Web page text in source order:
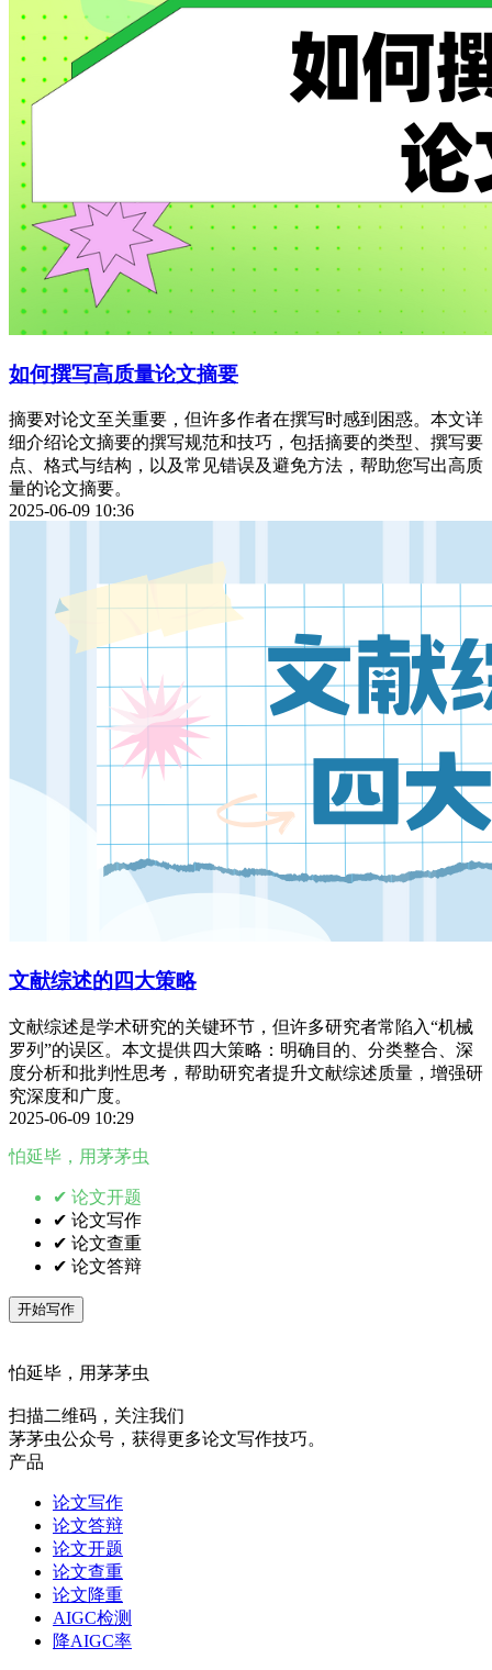
如何撰写高质量论文摘要
摘要对论文至关重要，但许多作者在撰写时感到困惑。本文详
细介绍论文摘要的撰写规范和技巧，包括摘要的类型、撰写要
点、格式与结构，以及常见错误及避免方法，帮助您写出高质
量的论文摘要。
2025-06-09 10:36
文献综述的四大策略
文献综述是学术研究的关键环节，但许多研究者常陷入“机械
罗列”的误区。本文提供四大策略：明确目的、分类整合、深
度分析和批判性思考，帮助研究者提升文献综述质量，增强研
究深度和广度。
2025-06-09 10:29
怕延毕，用茅茅虫
✔ 论文开题
✔ 论文写作
✔ 论文查重
✔ 论文答辩
开始写作
怕延毕，用茅茅虫
扫描二维码，关注我们
茅茅虫公众号，获得更多论文写作技巧。
产品
论文写作
论文答辩
论文开题
论文查重
论文降重
AIGC检测
降AIGC率